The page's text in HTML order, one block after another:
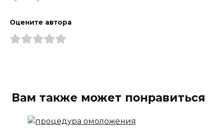
Оцените автора
Вам также может понравиться